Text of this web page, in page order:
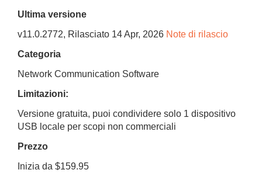
Ultima versione
v11.0.2772, Rilasciato 14 Apr, 2026 Note di rilascio
Categoria
Network Communication Software
Limitazioni:
Versione gratuita, puoi condividere solo 1 dispositivo
USB locale per scopi non commerciali
Prezzo
Inizia da $159.95